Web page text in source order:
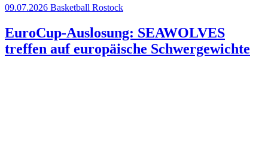
09.07.2026 Basketball Rostock
EuroCup-Auslosung: SEAWOLVES
treffen auf europäische Schwergewichte